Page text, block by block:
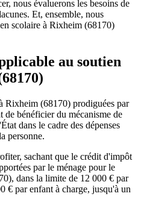
nous évaluerons les besoins de
Et, ensemble, nous
scolaire à Rixheim (68170)
au soutien
Rixheim (68170) prodiguées par
de bénéficier du mécanisme de
dans le cadre des dépenses
personne.
sachant que le crédit d'impôt
par le ménage pour le
dans la limite de 12 000 € par
€ par enfant à charge, jusqu'à un